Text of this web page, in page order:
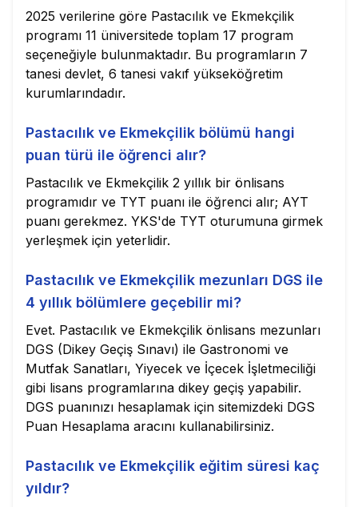
2025 verilerine göre Pastacılık ve Ekmekçilik
programı 11 üniversitede toplam 17 program
seçeneğiyle bulunmaktadır. Bu programların 7
tanesi devlet, 6 tanesi vakıf yükseköğretim
kurumlarındadır.
Pastacılık ve Ekmekçilik bölümü hangi
puan türü ile öğrenci alır?
Pastacılık ve Ekmekçilik 2 yıllık bir önlisans
programıdır ve TYT puanı ile öğrenci alır; AYT
puanı gerekmez. YKS'de TYT oturumuna girmek
yerleşmek için yeterlidir.
Pastacılık ve Ekmekçilik mezunları DGS ile
4 yıllık bölümlere geçebilir mi?
Evet. Pastacılık ve Ekmekçilik önlisans mezunları
DGS (Dikey Geçiş Sınavı) ile Gastronomi ve
Mutfak Sanatları, Yiyecek ve İçecek İşletmeciliği
gibi lisans programlarına dikey geçiş yapabilir.
DGS puanınızı hesaplamak için sitemizdeki DGS
Puan Hesaplama aracını kullanabilirsiniz.
Pastacılık ve Ekmekçilik eğitim süresi kaç
yıldır?